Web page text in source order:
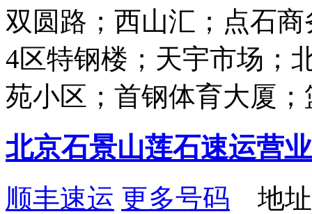
双圆路；西山汇；点石
4区特钢楼；天宇市场；
苑小区；首钢体育大厦
北京石景山莲石速运营
顺丰速运 更多号码 地址